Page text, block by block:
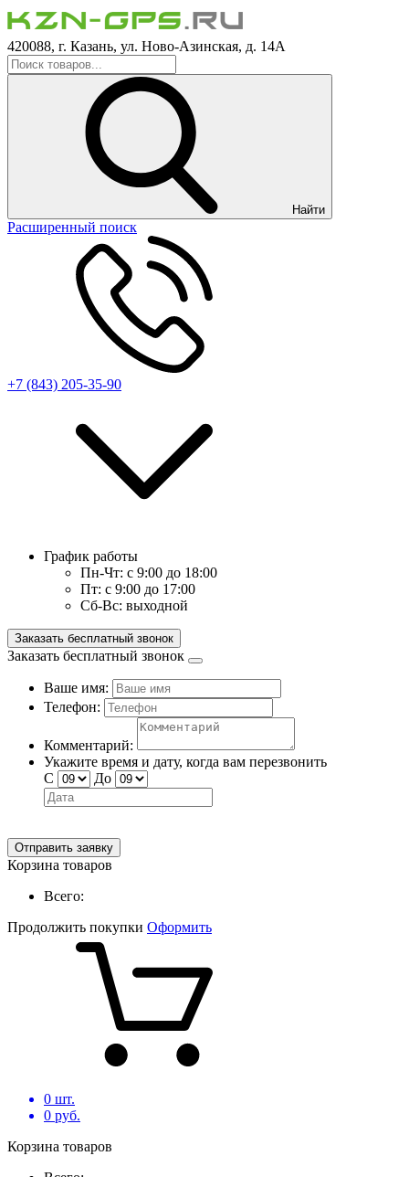
420088, г. Казань, ул. Ново-Азинская, д. 14А
Найти
Расширенный поиск
+7 (843) 205-35-90
График работы
Пн-Чт: с 9:00 до 18:00
Пт: с 9:00 до 17:00
Сб-Вс: выходной
Заказать бесплатный звонок
Заказать бесплатный звонок
Ваше имя:
Телефон:
Комментарий:
Укажите время и дату, когда вам перезвонить
С
До
Отправить заявку
Корзина товаров
Всего:
Продолжить покупки Оформить
0 шт.
0 руб.
Корзина товаров